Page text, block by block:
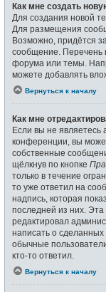
Как мне создать
Для создания новой
Для размещения
Возможно, придётся
сообщение. Перечень
форума или темы.
можете добавлять
Вернуться к началу
Как мне
Если вы не
конференции, вы
собственные
щёлкнув по кнопке
только в течение
то уже ответил на
надпись, которая
последней из них.
редактировал
написать о
обычные
кто-то ответил.
Вернуться к началу